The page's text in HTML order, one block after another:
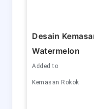
Desain
Watermelon
Added to
Kemasan Rokok